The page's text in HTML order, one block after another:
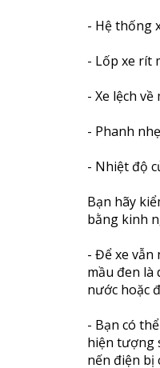
- Hệ thống
- Lốp xe rít
- Xe lệch
- Phanh
- Nhiệt độ
Bạn hãy
bằng kinh
- Để xe vẫn
mầu đen là
nước hoặc
- Bạn có
hiện tượng
nến điện bị